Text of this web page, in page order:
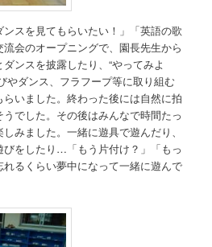
スを見てもらいたい！」「英語の歌
会のオープニングで、園長先生から
ンスを披露したり、“やってみよ
やダンス、フラフープ等に取り組む
いました。終わった後には自然に拍
でした。その後はみんなで時間たっ
みました。一緒に遊具で遊んだり、
びをしたり…「もう片付け？」「もっ
るくらい夢中になって一緒に遊んで